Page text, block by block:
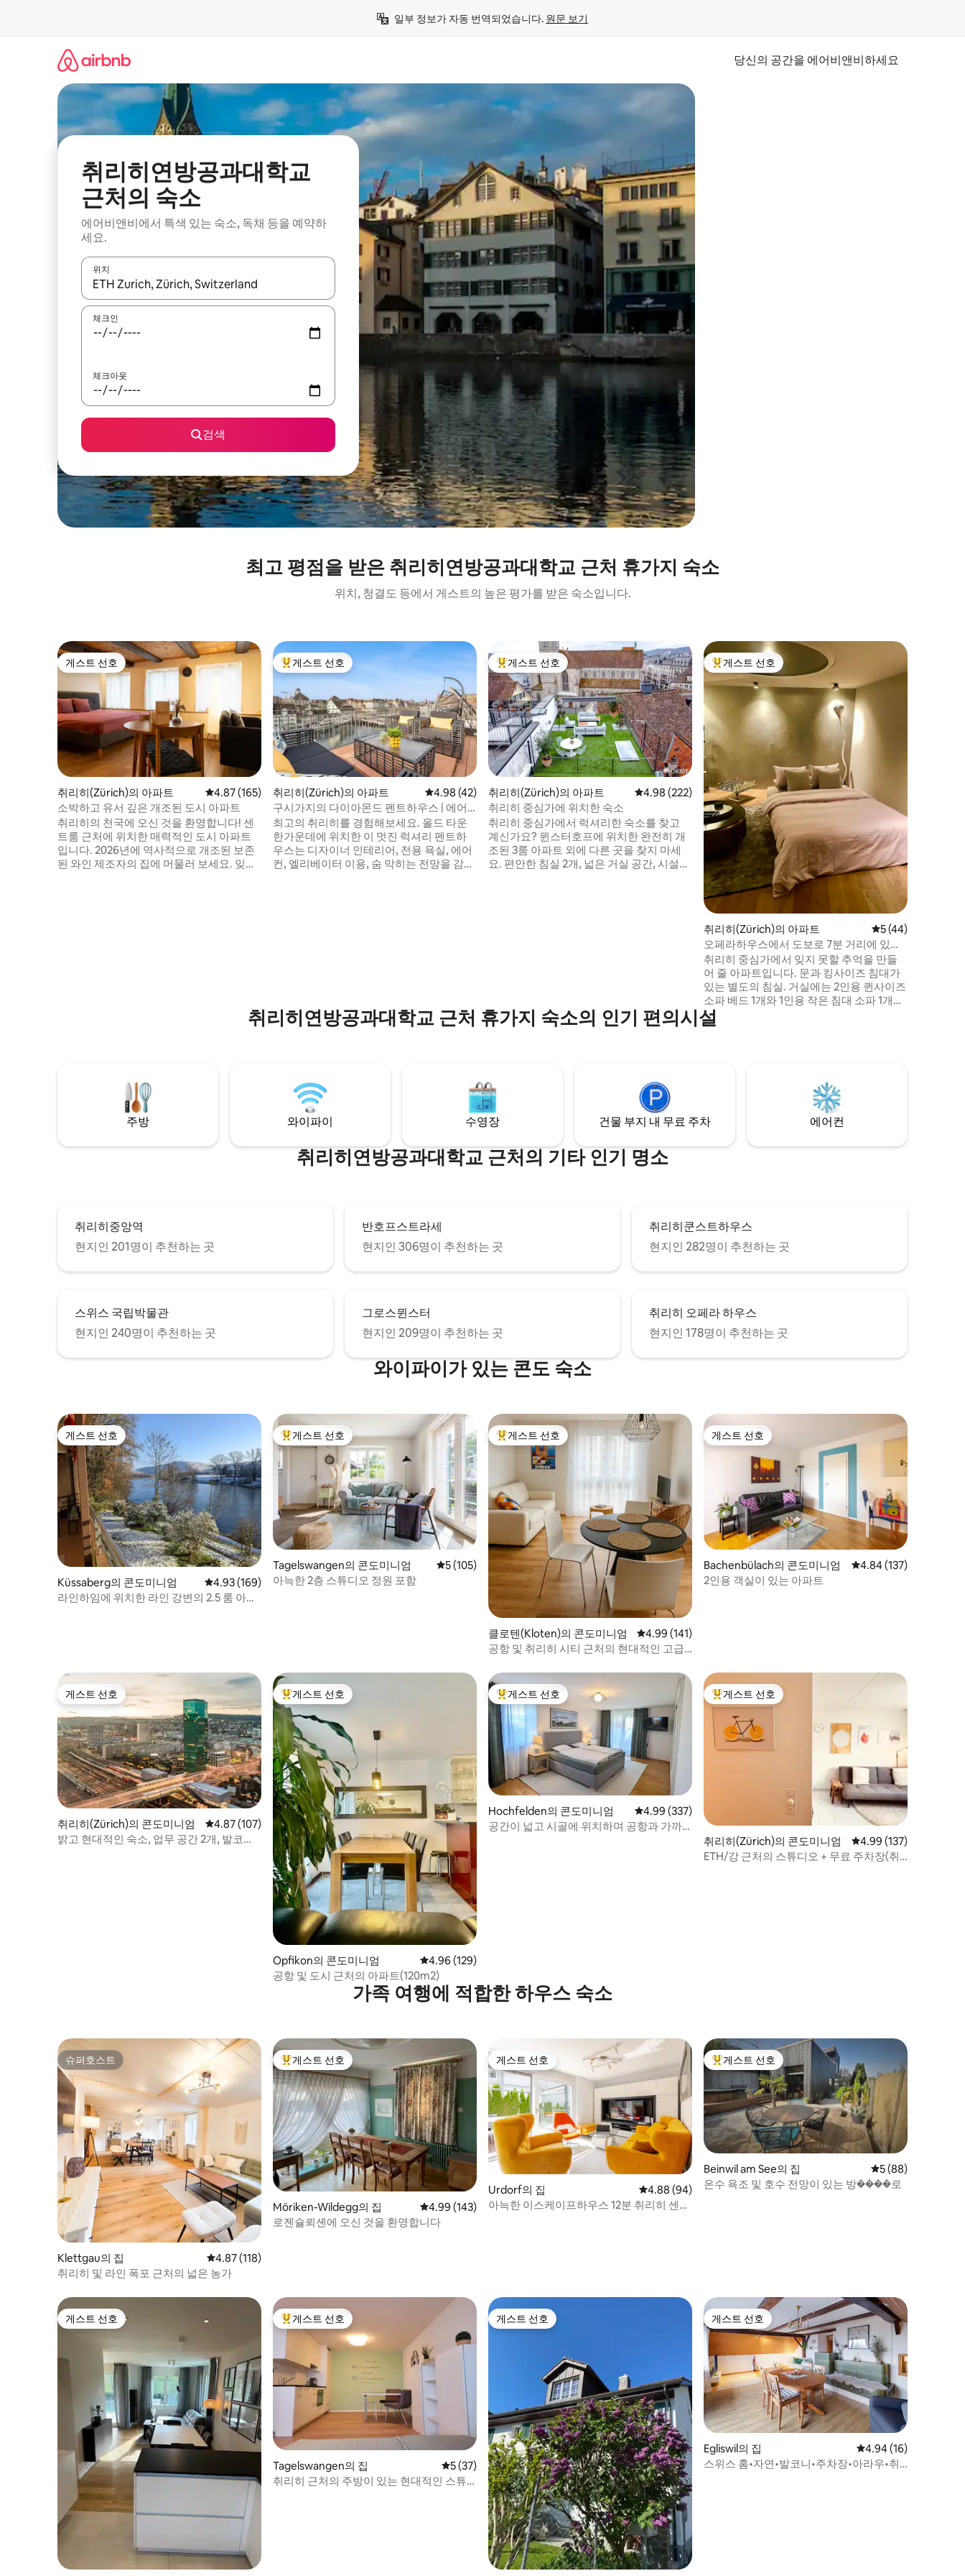
일부 정보가 자동 번역되었습니다. 원문 보기
당신의 공간을 에어비앤비하세요
취리히연방공과대학교
근처의 숙소
에어비앤비에서 특색 있는 숙소, 독채 등을 예약하
세요.
위치
결과가 나오면 위·아래 화살표 키를 사용하거나 터치 또는 스와이프 동작으로 탐색하세요.
체크인
체크아웃
검색
최고 평점을 받은 취리히연방공과대학교 근처 휴가지 숙소
위치, 청결도 등에서 게스트의 높은 평가를 받은 숙소입니다.
게스트 선호
게스트 선호
취리히(Zürich)의 아파트 평점 4.87점(5점 만점), 후기 165개
4.87 (165)
소박하고 유서 깊은 개조된 도시 아파트
취리히의 천국에 오신 것을 환영합니다! 센
트룸 근처에 위치한 매력적인 도시 아파트
입니다. 2026년에 역사적으로 개조된 보존
된 와인 제조자의 집에 머물러 보세요. 잊을
상위 게스트 선호
게스트 선호
취리히(Zürich)의 아파트 평점 4.98점(5점 만점), 후기 42개
4.98 (42)
구시가지의 다이아몬드 펜트하우스 | 에어
컨 | 전용 루프톱
최고의 취리히를 경험해보세요. 올드 타운
한가운데에 위치한 이 멋진 럭셔리 펜트하
우스는 디자이너 인테리어, 전용 욕실, 에어
컨, 엘리베이터 이용, 숨 막히는 전망을 감상
상위 게스트 선호
게스트 선호
취리히(Zürich)의 아파트 평점 4.98점(5점 만점), 후기 222개
4.98 (222)
취리히 중심가에 위치한 숙소
취리히 중심가에서 럭셔리한 숙소를 찾고
계신가요? 뮌스터호프에 위치한 완전히 개
조된 3룸 아파트 외에 다른 곳을 찾지 마세
요. 편안한 침실 2개, 넓은 거실 공간, 시설이
상위 게스트 선호
게스트 선호
취리히(Zürich)의 아파트 평점 5점(5점 만점
5 (44)
오페라하우스에서 도보로 7분 거리에 있는
스위트3
취리히 중심가에서 잊지 못할 추억을 만들
어 줄 아파트입니다. 문과 킹사이즈 침대가
있는 별도의 침실. 거실에는 2인용 퀸사이즈
소파 베드 1개와 1인용 작은 침대 소파 1개가
있습니다. 알려주세요. 거실에 침대를 준비
해 드리겠습니다! 오페라, 시티 센터, 영화
수 있습니다. 기꺼이 도와드리겠습니다.
취리히연방공과대학교 근처 휴가지 숙소의 인기 편의시설
주방 와이파이 수영장 건물 부지 내 무료 주차 에어컨
취리히연방공과대학교 근처의 기타 인기 명소
취리히중앙역
현지인 201명이 추천하는 곳
반호프스트라세
현지인 306명이 추천하는 곳
취리히쿤스트하우스
현지인 282명이 추천하는 곳
스위스 국립박물관
현지인 240명이 추천하는 곳
그로스뮌스터
현지인 209명이 추천하는 곳
취리히 오페라 하우스
현지인 178명이 추천하는 곳
와이파이가 있는 콘도 숙소
게스트 선호
게스트 선호
Küssaberg의 콘도미니엄 평점 4.93점(5점 만점), 후기 169개
4.93 (169)
라인하임에 위치한 라인 강변의 2.5 룸 아파
상위 게스트 선호
게스트 선호
Tagelswangen의 콘도미니엄 평점 5점(5점 만점), 후기 105개
5 (105)
아늑한 2층 스튜디오 정원 포함
상위 게스트 선호
게스트 선호
클로텐(Kloten)의 콘도미니엄 평점 4.99점(5점 만점), 후기 141개
4.99 (141)
공항 및 취리히 시티 근처의 현대적인 고급
게스트 선호
게스트 선호
Bachenbülach의 콘도미니엄 평점 4.84점(5점 만점),
4.84 (137)
2인용 객실이 있는 아파트
게스트 선호
게스트 선호
취리히(Zürich)의 콘도미니엄 평점 4.87점(5점 만점), 후기 107개
4.87 (107)
밝고 현대적인 숙소, 업무 공간 2개, 발코니,
상위 게스트 선호
게스트 선호
Opfikon의 콘도미니엄 평점 4.96점(5점 만점), 후기 129개
4.96 (129)
공항 및 도시 근처의 아파트(120m2)
상위 게스트 선호
게스트 선호
Hochfelden의 콘도미니엄 평점 4.99점(5점 만점), 후기 337개
4.99 (337)
공간이 넓고 시골에 위치하며 공항과 가까
상위 게스트 선호
게스트 선호
취리히(Zürich)의 콘도미니엄 평점 4.99점(5점 만점),
4.99 (137)
ETH/강 근처의 스튜디오 + 무료 주차장(취
가족 여행에 적합한 하우스 숙소
슈퍼호스트
슈퍼호스트
Klettgau의 집 평점 4.87점(5점 만점), 후기 118개
4.87 (118)
취리히 및 라인 폭포 근처의 넓은 농가
상위 게스트 선호
게스트 선호
Möriken-Wildegg의 집 평점 4.99점(5점 만점), 후기 143개
4.99 (143)
로젠슐뢰셴에 오신 것을 환영합니다
게스트 선호
게스트 선호
Urdorf의 집 평점 4.88점(5점 만점), 후기 94개
4.88 (94)
아늑한 이스케이프하우스 12분 취리히 센터
상위 게스트 선호
게스트 선호
Beinwil am See의 집 평점 5점(5점 만점),
5 (88)
온수 욕조 및 호수 전망이 있는 방����로
게스트 선호
게스트 선호 상위 게스트 선호
게스트 선호
Tagelswangen의 집 평점 5점(5점 만점), 후기 37개
5 (37)
취리히 근처의 주방이 있는 현대적인 스튜
게스트 선호
게스트 선호 게스트 선호
게스트 선호
Egliswil의 집 평점 4.94점(5점 만점
4.94 (16)
스위스 홈•자연•발코니•주차장•아라우•취